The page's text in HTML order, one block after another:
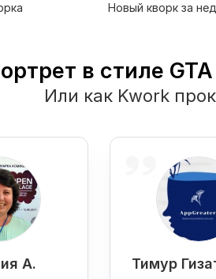
Новый кворк за
в стиле
Или как Kwork
А. Тимур